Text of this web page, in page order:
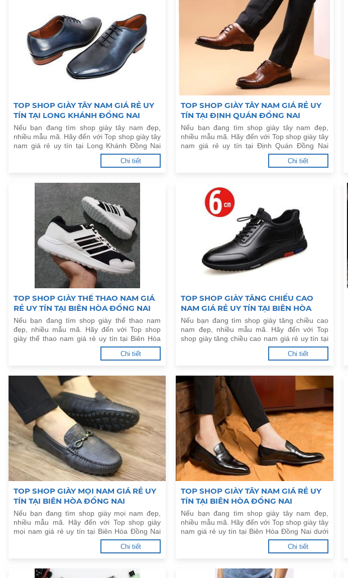
TOP SHOP GIÀY TÂY NAM GIÁ RẺ UY
TÍN TẠI LONG KHÁNH ĐỒNG NAI
Nếu bạn đang tìm shop giày tây nam đẹp,
nhiều mẫu mã. Hãy đến với Top shop giày tây
nam giá rẻ uy tín tại Long Khánh Đồng Nai
Chi tiết
TOP SHOP GIÀY TÂY NAM GIÁ RẺ UY
TÍN TẠI ĐỊNH QUÁN ĐỒNG NAI
Nếu bạn đang tìm shop giày tây nam đẹp,
nhiều mẫu mã. Hãy đến với Top shop giày tây
nam giá rẻ uy tín tại Định Quán Đồng Nai
Chi tiết
TOP SHOP GIÀY THỂ THAO NAM GIÁ
RẺ UY TÍN TẠI BIÊN HÒA ĐỒNG NAI
Nếu bạn đang tìm shop giày thể thao nam
đẹp, nhiều mẫu mã. Hãy đến với Top shop
giày thể thao nam giá rẻ uy tín tại Biên Hòa
Chi tiết
TOP SHOP GIÀY TĂNG CHIỀU CAO
NAM GIÁ RẺ UY TÍN TẠI BIÊN HÒA
ĐỒNG NAI
Nếu bạn đang tìm shop giày tăng chiều cao
nam đẹp, nhiều mẫu mã. Hãy đến với Top
shop giày tăng chiều cao nam giá rẻ uy tín tại
Biên Hòa Đồng Nai dưới đây.
Chi tiết
TOP SHOP GIÀY MỌI NAM GIÁ RẺ UY
TÍN TẠI BIÊN HÒA ĐỒNG NAI
Nếu bạn đang tìm shop giày mọi nam đẹp,
nhiều mẫu mã. Hãy đến với Top shop giày
mọi nam giá rẻ uy tín tại Biên Hòa Đồng Nai
Chi tiết
TOP SHOP GIÀY TÂY NAM GIÁ RẺ UY
TÍN TẠI BIÊN HÒA ĐỒNG NAI
Nếu bạn đang tìm shop giày tây nam đẹp,
nhiều mẫu mã. Hãy đến với Top shop giày tây
nam giá rẻ uy tín tại Biên Hòa Đồng Nai dưới
Chi tiết